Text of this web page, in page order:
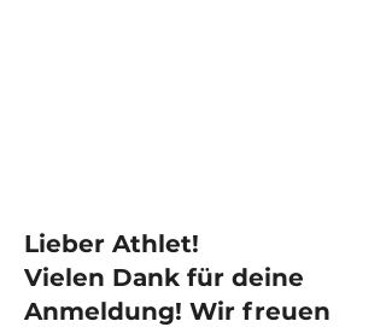
Lieber Athlet!
Vielen Dank für deine
Anmeldung! Wir freuen